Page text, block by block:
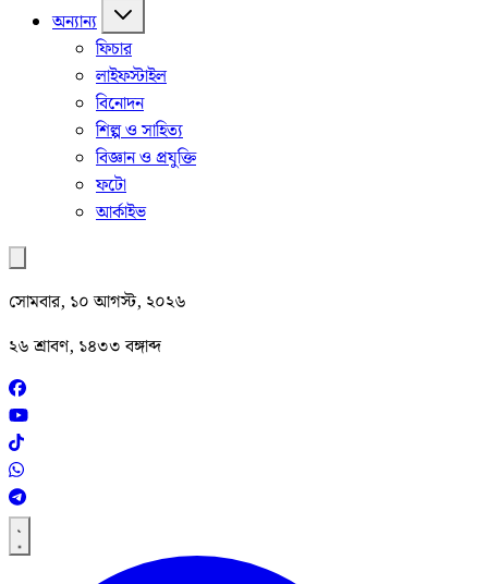
অন্যান্য
ফিচার
লাইফস্টাইল
বিনোদন
শিল্প ও সাহিত্য
বিজ্ঞান ও প্রযুক্তি
ফটো
আর্কাইভ
সোমবার, ১০ আগস্ট, ২০২৬
২৬ শ্রাবণ, ১৪৩৩ বঙ্গাব্দ